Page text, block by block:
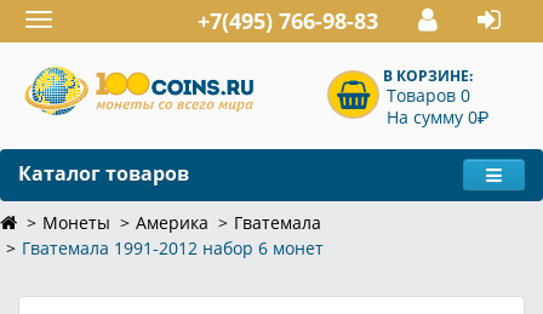
Toggle
navigation
+7(495) 766-98-83
В КОРЗИНЕ:
Товаров 0
На сумму 0P
Каталог товаров
Монеты Америка
Гватемала
Гватемала 1991-2012 набор 6 монет